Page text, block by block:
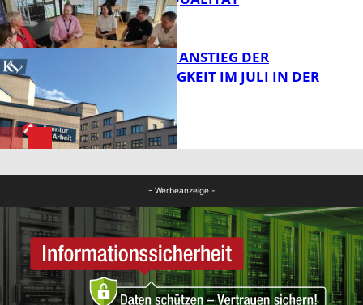
Bildung
FB News
SAISONALER ANSTIEG DER
ARBEITSLOSIGKEIT IM JULI IN DER
- Werbeanzeige -